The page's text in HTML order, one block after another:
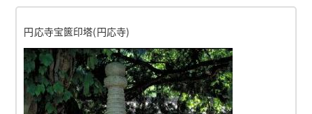
円応寺宝篋印塔(円応寺)